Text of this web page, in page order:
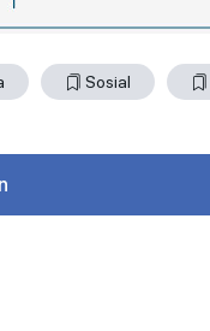
Sosial